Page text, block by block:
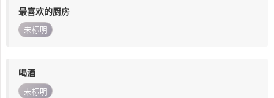
最喜欢的厨房
未标明
喝酒
未标明